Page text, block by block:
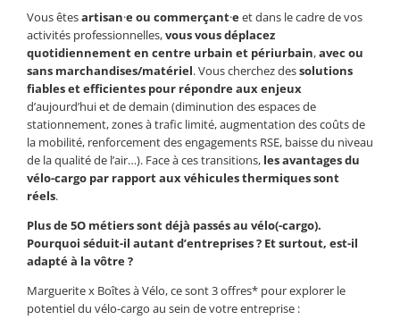
Vous êtesartisan·eou commerçant·eet dans le cadre de vos
activités professionnelles,vous vous déplacez
quotidiennement en centre urbain et périurbain,avec ou
sans marchandises/matériel. Vous cherchez dessolutions
fiables et efficientes pour répondre aux enjeux
d’aujourd’hui et de demain (diminution desespaces de
stationnement, zones à trafic limité, augmentation des coûts de
la mobilité, renforcement des engagements RSE, baisse du niveau
de la qualité de l’air…). Face à ces transitions, les avantages du
vélo-cargo par rapport aux véhicules thermiques sont
réels.
Plus de 5O métierssont déjà passés au vélo(-cargo).
Pourquoi séduit-il autant d’entreprises ? Et surtout, est-il
adapté à la vôtre ?
Marguerite x Boîtes à Vélo, ce sont 3 offres* pour explorer le
potentiel du vélo-cargo au sein de votre entreprise :